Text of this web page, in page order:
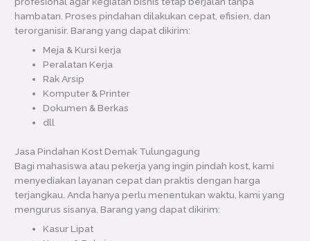
hambatan. Proses pindahan dilakukan cepat, efisien, dan
terorganisir. Barang yang dapat dikirim:
Meja & Kursi kerja
Peralatan Kerja
Rak Arsip
Komputer & Printer
Dokumen & Berkas
dll
Jasa Pindahan Kost Demak Tulungagung
Bagi mahasiswa atau pekerja yang ingin pindah kost, kami
menyediakan layanan cepat dan praktis dengan harga
terjangkau. Anda hanya perlu menentukan waktu, kami yang
mengurus sisanya. Barang yang dapat dikirim:
Kasur Lipat